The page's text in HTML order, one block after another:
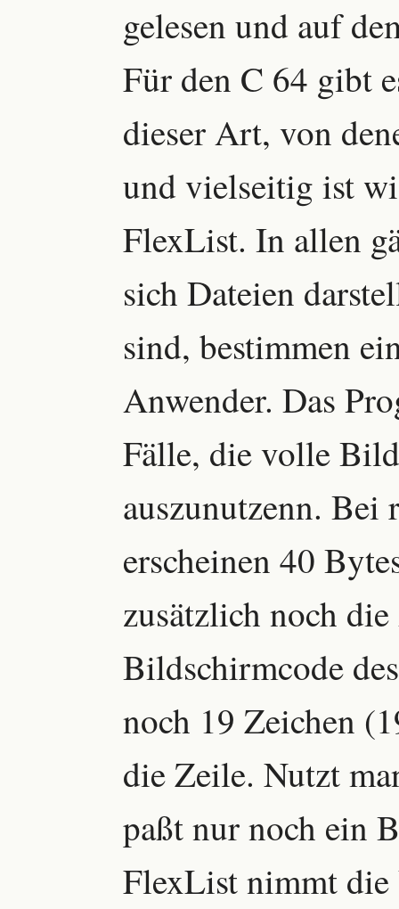
gelesen und auf
Für den C 64 gibt
dieser Art, von
und vielseitig ist
FlexList. In allen
sich Dateien
sind, bestimmen
Anwender. Das
Fälle, die volle
auszunutzenn.
erscheinen 40
zusätzlich noch
Bildschirmcode
noch 19 Zeichen
die Zeile. Nutzt
paßt nur noch ein
FlexList nimmt